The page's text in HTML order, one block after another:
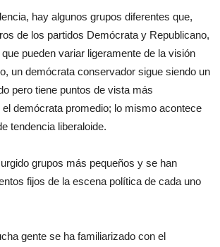
hay algunos grupos diferentes que,
de los partidos Demócrata y Republicano,
pueden variar ligeramente de la visión
un demócrata conservador sigue siendo un
pero tiene puntos de vista más
demócrata promedio; lo mismo acontece
tendencia liberaloide.
grupos más pequeños y se han
fijos de la escena política de cada uno
gente se ha familiarizado con el